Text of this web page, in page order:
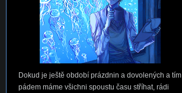
Dokud je ještě období prázdnin a dovolených a tím
pádem máme všichni spoustu času stříhat, rádi